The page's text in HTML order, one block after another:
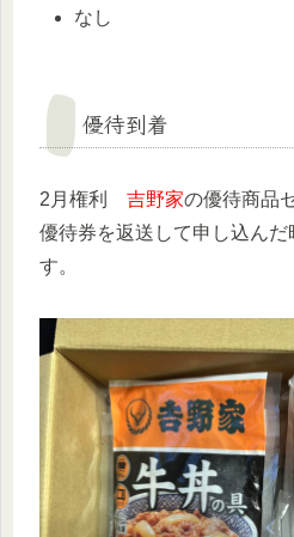
なし
優待到着
2月権利 吉野家の優待商品
優待券を返送して申し込んだ
す。